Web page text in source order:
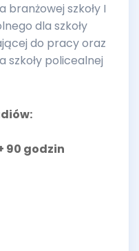
branżowej szkoły I
dla szkoły
do pracy oraz
szkoły policealnej
90 godzin